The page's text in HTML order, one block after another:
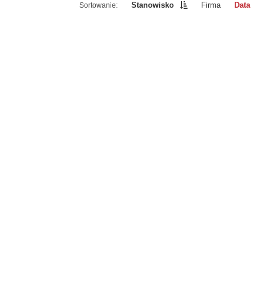
Stanowisko Firma Data